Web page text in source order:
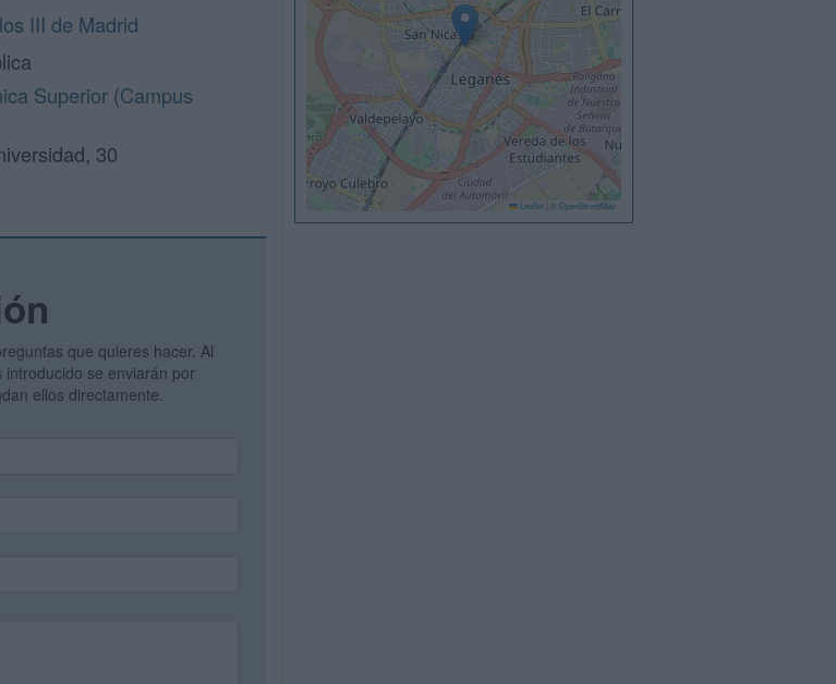
III de Madrid
Superior (Campus
30
que quieres hacer. Al
se enviarán por
ellos directamente.
Leaflet © OpenStreetMap